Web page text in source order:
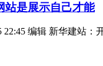
站是展示自己才能
22:45 编辑 新华建站